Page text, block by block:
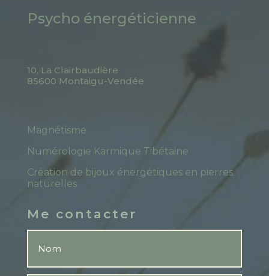
Psycho énergéticienne
10, La Clairbaudière
85600 Montaigu-Vendée
Magnétisme
Numérologie Karmique Tibétaine
Création de bijoux énergétiques en pierres
naturelles
Me contacter